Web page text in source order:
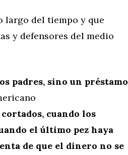
largo del tiempo y que
y defensores del medio
padres, sino un préstamo
cuando los
el último pez haya
de que el dinero no se